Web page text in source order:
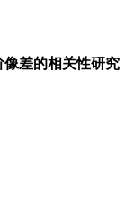
差的相关性研究